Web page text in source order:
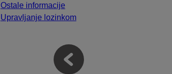
Ostale informacije
Upravljanje lozinkom